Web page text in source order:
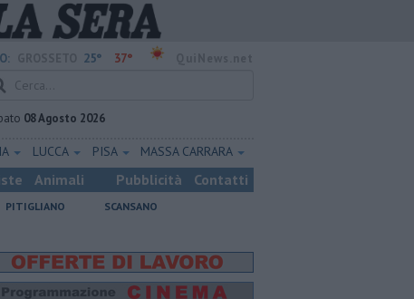
25° 37°
08 Agosto 2026
LUCCA PISA MASSA CARRARA
Animali Pubblicità Contatti
PITIGLIANO
SCANSANO